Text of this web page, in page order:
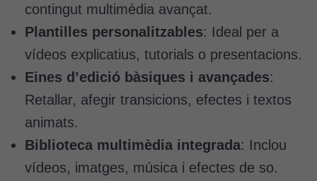
contingut multimèdia avançat.
Plantilles personalitzables: Ideal per a
vídeos explicatius, tutorials o presentacions.
Eines d’edició bàsiques i avançades:
Retallar, afegir transicions, efectes i textos
animats.
Biblioteca multimèdia integrada: Inclou
vídeos, imatges, música i efectes de so.